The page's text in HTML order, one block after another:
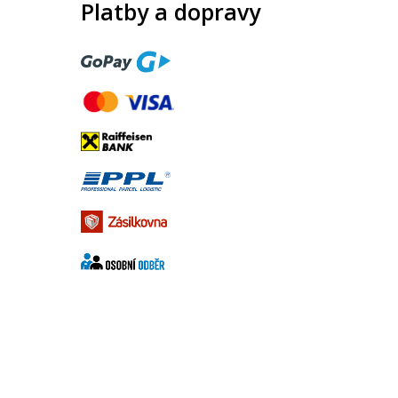
Platby a dopravy